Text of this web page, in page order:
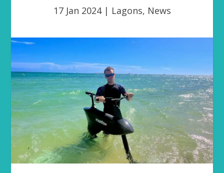
17 Jan 2024| Lagons, News